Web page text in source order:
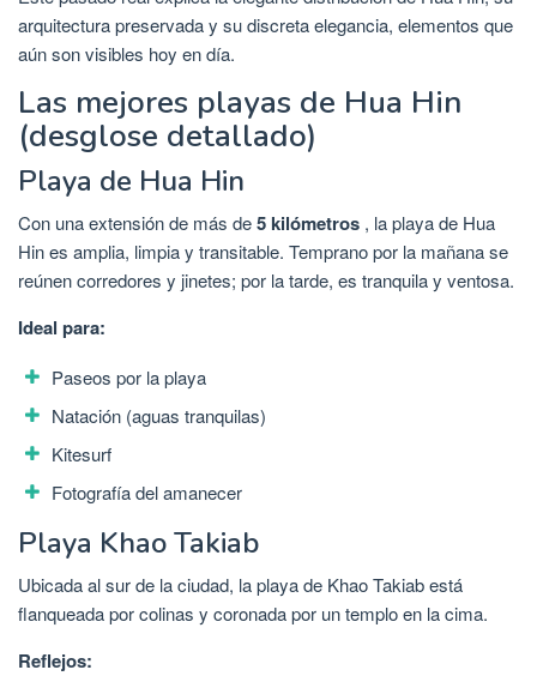
arquitectura preservada y su discreta elegancia, elementos que
aún son visibles hoy en día.
Las mejores playas de Hua Hin
(desglose detallado)
Playa de Hua Hin
Con una extensión de más de5 kilómetros , la playa de Hua
Hin es amplia, limpia y transitable. Temprano por la mañana se
reúnen corredores y jinetes; por la tarde, es tranquila y ventosa.
Ideal para:
Paseos por la playa
Natación (aguas tranquilas)
Kitesurf
Fotografía del amanecer
Playa Khao Takiab
Ubicada al sur de la ciudad, la playa de Khao Takiab está
flanqueada por colinas y coronada por un templo en la cima.
Reflejos: